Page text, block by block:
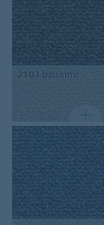
2103 balsamic